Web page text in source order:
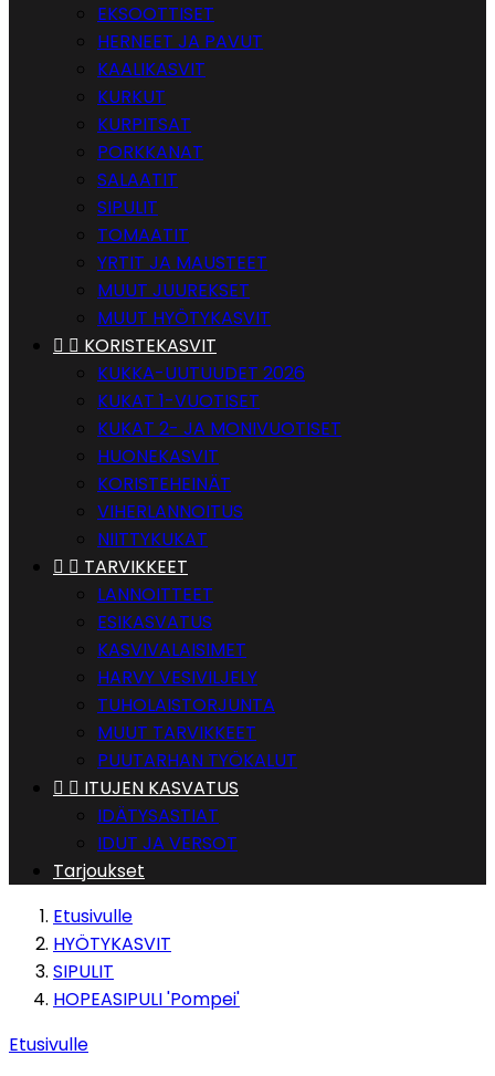
EKSOOTTISET
HERNEET JA PAVUT
KAALIKASVIT
KURKUT
KURPITSAT
PORKKANAT
SALAATIT
SIPULIT
TOMAATIT
YRTIT JA MAUSTEET
MUUT JUUREKSET
MUUT HYÖTYKASVIT
  KORISTEKASVIT
KUKKA-UUTUUDET 2026
KUKAT 1-VUOTISET
KUKAT 2- JA MONIVUOTISET
HUONEKASVIT
KORISTEHEINÄT
VIHERLANNOITUS
NIITTYKUKAT
  TARVIKKEET
LANNOITTEET
ESIKASVATUS
KASVIVALAISIMET
HARVY VESIVILJELY
TUHOLAISTORJUNTA
MUUT TARVIKKEET
PUUTARHAN TYÖKALUT
  ITUJEN KASVATUS
IDÄTYSASTIAT
IDUT JA VERSOT
Tarjoukset
Etusivulle
HYÖTYKASVIT
SIPULIT
HOPEASIPULI 'Pompei'
Etusivulle